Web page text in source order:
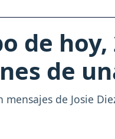
de
de
mensajes de Josie